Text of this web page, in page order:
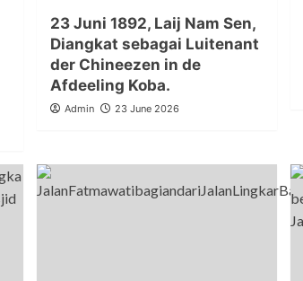
23 Juni 1892, Laij Nam Sen,
Diangkat sebagai Luitenant
der Chineezen in de
Afdeeling Koba.
Admin 23 June 2026